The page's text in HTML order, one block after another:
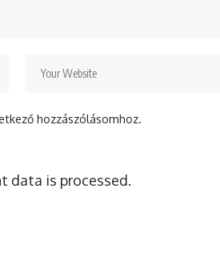
hozzászólásomhoz.
data is processed.